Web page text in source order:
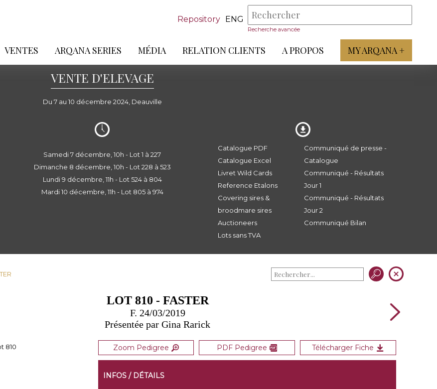
Repository ENG
Recherche avancée
VENTES ARQANA SERIES MÉDIA RELATION CLIENTS A PROPOS MY ARQANA +
VENTE D'ELEVAGE
Du 7 au 10 décembre 2024, Deauville
Samedi 7 décembre, 10h - Lot 1 à 227
Dimanche 8 décembre, 10h - Lot 228 à 523
Lundi 9 décembre, 11h - Lot 524 à 804
Mardi 10 décembre, 11h - Lot 805 à 974
Catalogue PDF
Catalogue Excel
Livret Wild Cards
Reference Etalons
Covering sires &
broodmare sires
Auctioneers
Lots sans TVA
Communiqué de presse -
Catalogue
Communiqué - Résultats
Jour 1
Communiqué - Résultats
Jour 2
Communiqué Bilan
LOT 810 - FASTER
F. 24/03/2019
Présentée par Gina Rarick
Zoom Pedigree PDF Pedigree Télécharger Fiche
INFOS / DÉTAILS